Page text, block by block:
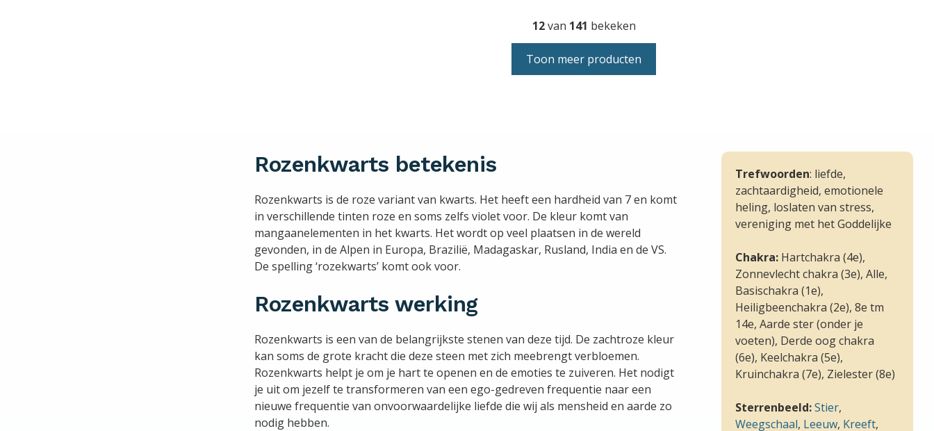
12van 141 bekeken
Toon meer producten
Rozenkwarts betekenis
Rozenkwarts is de roze variant van kwarts. Het heeft een hardheid van 7 en komt
in verschillende tinten roze en soms zelfs violet voor. De kleur komt van
mangaanelementen in het kwarts. Het wordt op veel plaatsen in de wereld
gevonden, in de Alpen in Europa, Brazilië, Madagaskar, Rusland, India en de VS.
De spelling ‘rozekwarts’ komt ook voor.
Rozenkwarts werking
Rozenkwarts is een van de belangrijkste stenen van deze tijd. De zachtroze kleur
kan soms de grote kracht die deze steen met zich meebrengt verbloemen.
Rozenkwarts helpt je om je hart te openen en de emoties te zuiveren. Het nodigt
je uit om jezelf te transformeren van een ego-gedreven frequentie naar een
nieuwe frequentie van onvoorwaardelijke liefde die wij als mensheid en aarde zo
nodig hebben.
Trefwoorden: liefde,
zachtaardigheid, emotionele
heling, loslaten van stress,
vereniging met het Goddelijke
Chakra:Hartchakra (4e),
Zonnevlecht chakra (3e), Alle,
Basischakra (1e),
Heiligbeenchakra (2e), 8e tm
14e, Aarde ster (onder je
voeten), Derde oog chakra
(6e), Keelchakra (5e),
Kruinchakra (7e), Zielester (8e)
Sterrenbeeld:Stier,
Weegschaal, Leeuw, Kreeft,